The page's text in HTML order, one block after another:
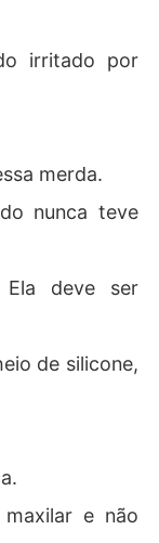
irritado por
merda.
nunca teve
Ela deve ser
de silicone,
e não